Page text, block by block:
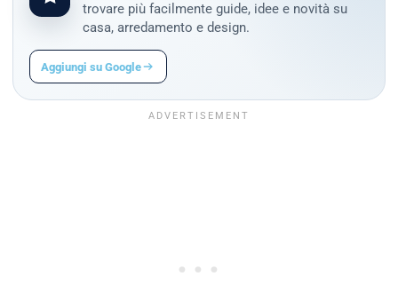
trovare più facilmente guide, idee e novità su
casa, arredamento e design.
Aggiungi su Google